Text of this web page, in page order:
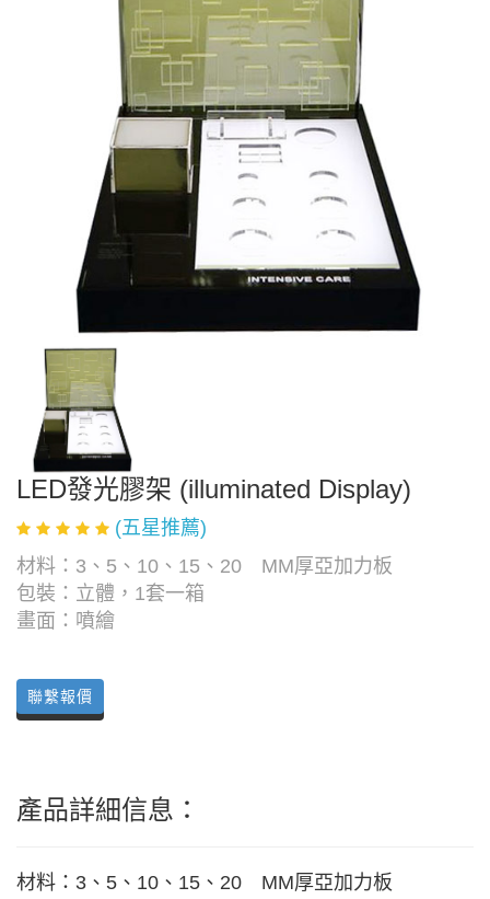
LED發光膠架 (illuminated Display)
(五星推薦)
材料：3、5、10、15、20 MM厚亞加力板
包裝：立體，1套一箱
畫面：噴繪
聯繫報價
產品詳細信息：
材料：3、5、10、15、20 MM厚亞加力板